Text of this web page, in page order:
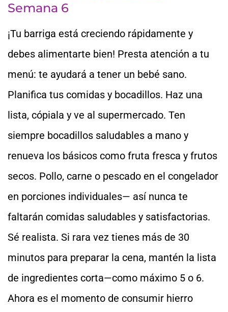
Semana 6
¡Tu barriga está creciendo rápidamente y
debes alimentarte bien! Presta atención a tu
menú: te ayudará a tener un bebé sano.
Planifica tus comidas y bocadillos. Haz una
lista, cópiala y ve al supermercado. Ten
siempre bocadillos saludables a mano y
renueva los básicos como fruta fresca y frutos
secos. Pollo, carne o pescado en el congelador
en porciones individuales— así nunca te
faltarán comidas saludables y satisfactorias.
Sé realista. Si rara vez tienes más de 30
minutos para preparar la cena, mantén la lista
de ingredientes corta—como máximo 5 o 6.
Ahora es el momento de consumir hierro